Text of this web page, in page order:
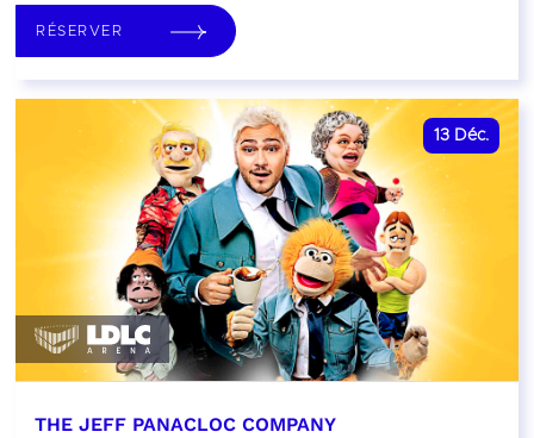
RÉSERVER
13 Déc.
THE JEFF PANACLOC COMPANY